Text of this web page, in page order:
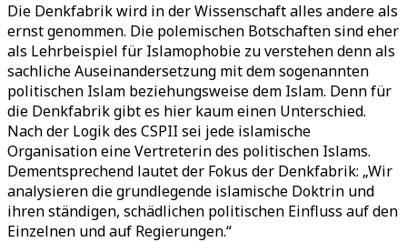
Die Denkfabrik wird in der Wissenschaft alles andere als
ernst genommen. Die polemischen Botschaften sind eher
als Lehrbeispiel für Islamophobie zu verstehen denn als
sachliche Auseinandersetzung mit dem sogenannten
politischen Islam beziehungsweise dem Islam. Denn für
die Denkfabrik gibt es hier kaum einen Unterschied.
Nach der Logik des CSPII sei jede islamische
Organisation eine Vertreterin des politischen Islams.
Dementsprechend lautet der Fokus der Denkfabrik: „Wir
analysieren die grundlegende islamische Doktrin und
ihren ständigen, schädlichen politischen Einfluss auf den
Einzelnen und auf Regierungen.“